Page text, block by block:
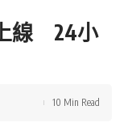
線 24小
10 Min Read